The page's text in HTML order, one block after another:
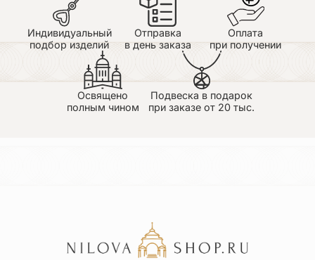
Индивидуальный
подбор изделий
Отправка
в день заказа
Оплата
при получении
Освящено
полным чином
Подвеска в подарок
при заказе от 20 тыс.